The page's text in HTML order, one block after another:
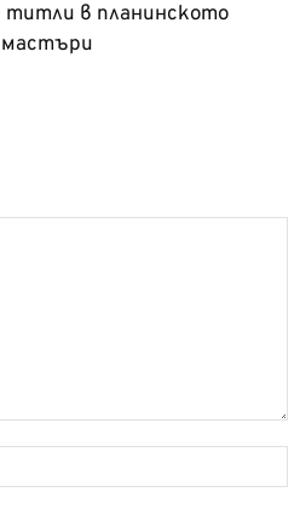
титли в планинското
мастъри